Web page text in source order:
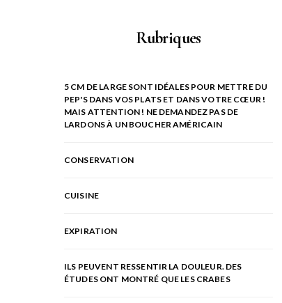
Rubriques
5 CM DE LARGE SONT IDÉALES POUR METTRE DU
PEP'S DANS VOS PLATS ET DANS VOTRE CŒUR !
MAIS ATTENTION ! NE DEMANDEZ PAS DE
LARDONS À UN BOUCHER AMÉRICAIN
CONSERVATION
CUISINE
EXPIRATION
ILS PEUVENT RESSENTIR LA DOULEUR. DES
ÉTUDES ONT MONTRÉ QUE LES CRABES